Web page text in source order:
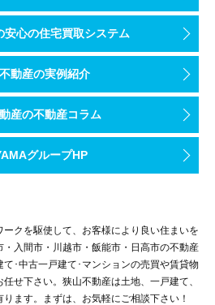
安心の住宅買取システム
動産の実例紹介
産の不動産コラム
グループHP
クを駆使して、お客様により良い住まいを
入間市・川越市・飯能市・日高市の不動産
･中古一戸建て･マンションの売買や賃貸物
せ下さい。狭山不動産は土地、一戸建て、
ます。まずは、お気軽にご相談下さい！